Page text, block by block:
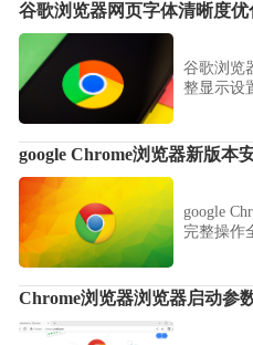
谷歌浏览器网页字体清晰度
谷歌浏览
整显示设
google Chrome浏览器新版本
google
完整操作
Chrome浏览器浏览器启动参